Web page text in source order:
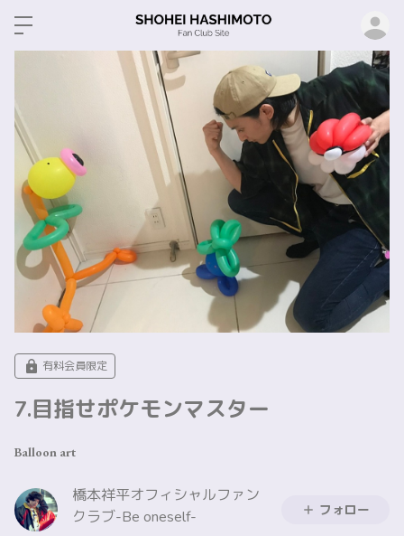
有料会員限定
7.目指せポケモンマスター
Balloon art
橋本祥平オフィシャルファン
クラブ-Be oneself-
フォロー